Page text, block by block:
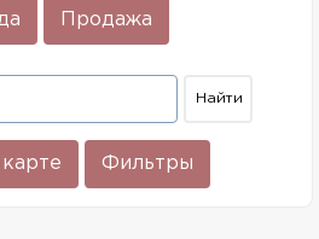
Продажа
Фильтры